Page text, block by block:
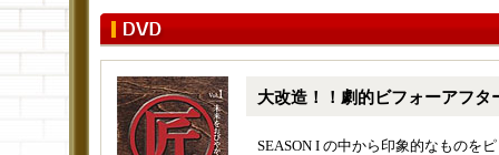
大改造！！劇的ビフォーアフタ
SEASON I の中から印象的なものを